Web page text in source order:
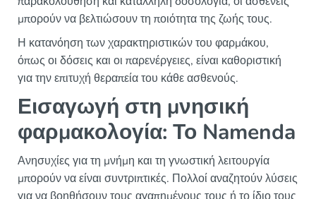
μπορούν να βελτιώσουν τη ποιότητα της ζωής τους.
Η κατανόηση των χαρακτηριστικών του φαρμάκου,
όπως οι δόσεις και οι παρενέργειες, είναι καθοριστική
για την επιτυχή θεραπεία του κάθε ασθενούς.
Εισαγωγή στη μνησική
φαρμακολογία: Το Namenda
Ανησυχίες για τη μνήμη και τη γνωστική λειτουργία
μπορούν να είναι συντριπτικές. Πολλοί αναζητούν λύσεις